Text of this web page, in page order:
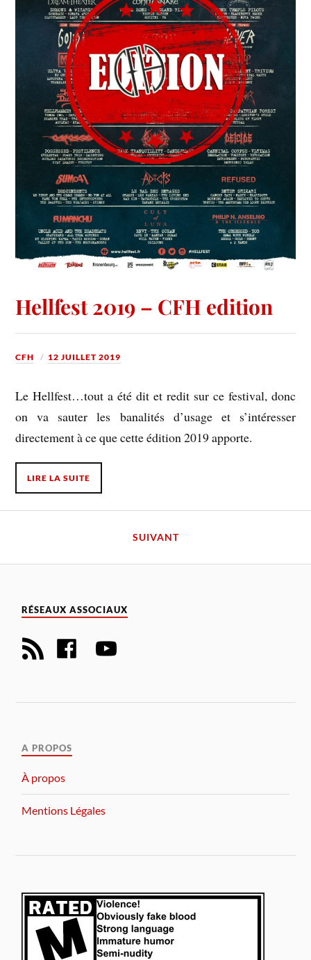
Hellfest 2019 – CFH edition
CFH 12 JUILLET 2019
Le Hellfest…tout a été dit et redit sur ce festival, donc
on va sauter les banalités d’usage et s’intéresser
directement à ce que cette édition 2019 apporte.
LIRE LA SUITE
SUIVANT
RÉSEAUX ASSOCIAUX
A PROPOS
À propos
Mentions Légales